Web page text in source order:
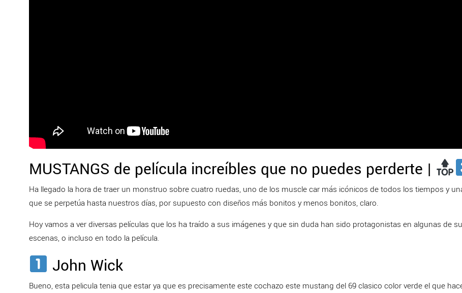
MUSTANGS de película increíbles que no puedes perderte |
Ha llegado la hora de traer un monstruo sobre cuatro ruedas, uno de los muscle car más icónicos de todos los tiempos y
que se perpetúa hasta nuestros días, por supuesto con diseños más bonitos y menos bonitos, claro.
Hoy vamos a ver diversas películas que los ha traído a sus imágenes y que sin duda han sido protagonistas en algunas de
escenas, o incluso en todo la película.
John Wick
Bueno, esta pelicula tenia que estar ya que es precisamente este cochazo este mustang del 69 clasico color verde el que